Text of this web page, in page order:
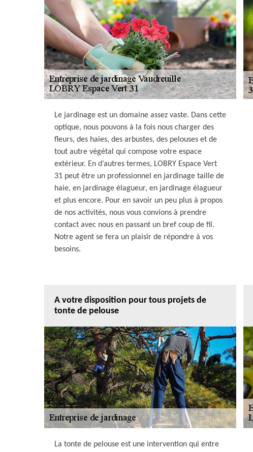
Le jardinage est un domaine assez vaste. Dans cette
optique, nous pouvons à la fois nous charger des
fleurs, des haies, des arbustes, des pelouses et de
tout autre végétal qui compose votre espace
extérieur. En d’autres termes, LOBRY Espace Vert
31 peut être un professionnel en jardinage taille de
haie, en jardinage élagueur, en jardinage élagueur
et plus encore. Pour en savoir un peu plus à propos
de nos activités, nous vous convions à prendre
contact avec nous en passant un bref coup de fil.
Notre agent se fera un plaisir de répondre à vos
besoins.
A votre disposition pour tous projets de
tonte de pelouse
La tonte de pelouse est une intervention qui entre